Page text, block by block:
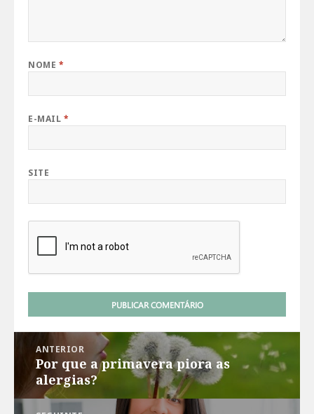
NOME *
E-MAIL *
SITE
ANTERIOR
Post
anterior:
Por que a primavera piora as
alergias?